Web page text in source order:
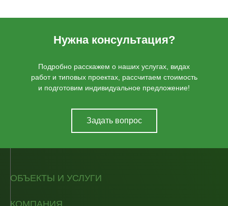
Нужна консультация?
Подробно расскажем о наших услугах, видах
работ и типовых проектах, рассчитаем стоимость
и подготовим индивидуальное предложение!
Задать вопрос
ОБЪЕКТЫ И УСЛУГИ
КОМПАНИЯ